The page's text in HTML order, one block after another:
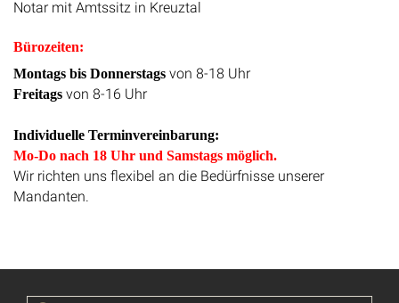
Notar mit Amtssitz in Kreuztal
Bürozeiten:
Montags bis Donnerstags von 8-18 Uhr
Freitags von 8-16 Uhr
Individuelle Terminvereinbarung:
Mo-Do nach 18 Uhr und Samstags möglich.
Wir richten uns flexibel an die Bedürfnisse unserer
Mandanten.